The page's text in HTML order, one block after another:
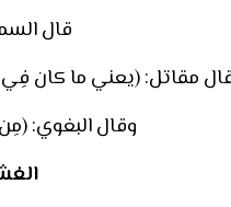
قال
مقاتل: (يعني ما كان
وقال البغوي: